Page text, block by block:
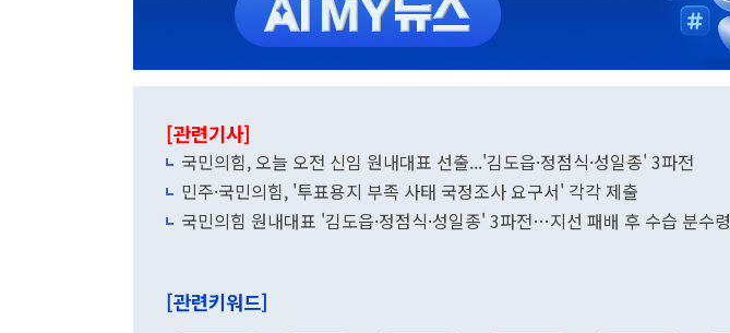
[관련기사]
국민의힘, 오늘 오전 신임 원내대표 선출...'김도읍·정점식·성일종' 3파전
민주·국민의힘, '투표용지 부족 사태 국정조사 요구서' 각각 제출
국민의힘 원내대표 '김도읍·정점식·성일종' 3파전…지선 패배 후 수습 분수령
[관련키워드]